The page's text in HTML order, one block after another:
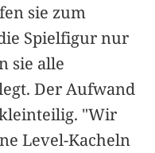
sie zum
Spielfigur nur
sie alle
Der Aufwand
"Wir
Level-Kacheln